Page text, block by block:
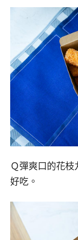
Ｑ彈爽口的花
好吃。